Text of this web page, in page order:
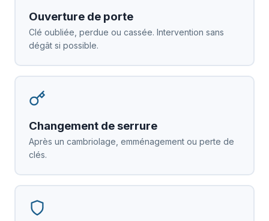
Ouverture de porte
Clé oubliée, perdue ou cassée. Intervention sans
dégât si possible.
Changement de serrure
Après un cambriolage, emménagement ou perte de
clés.